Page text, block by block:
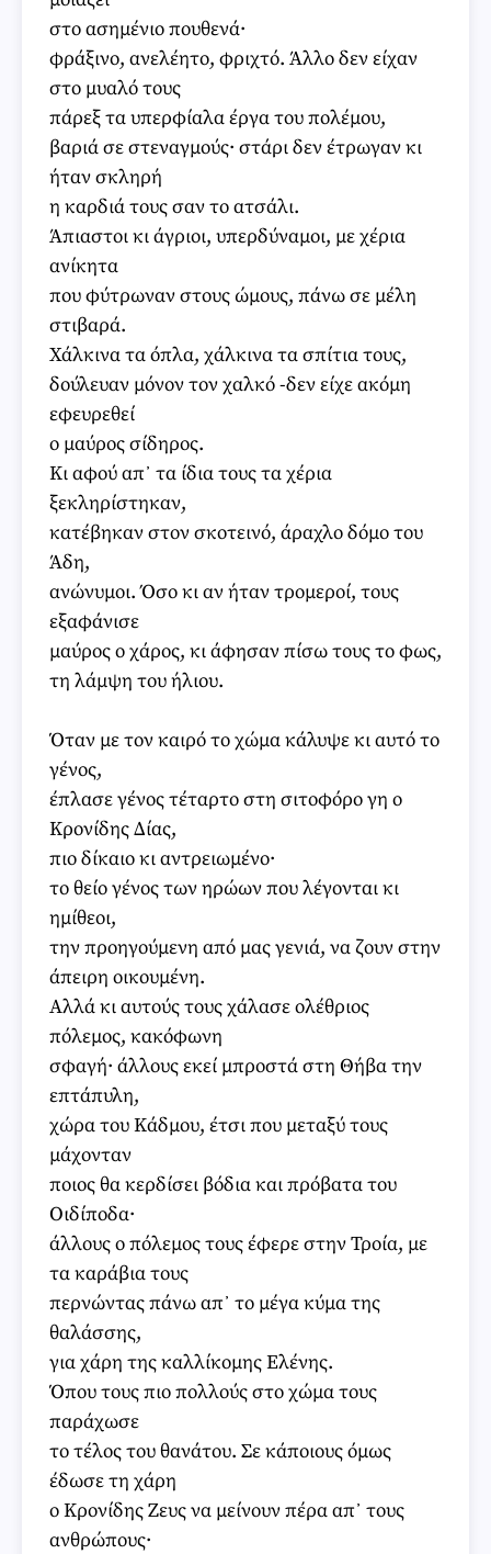
στο ασημένιο πουθενά·
φράξινο, ανελέητο, φριχτό. Άλλο δεν είχαν
στο μυαλό τους
πάρεξ τα υπερφίαλα έργα του πολέμου,
βαριά σε στεναγμούς· στάρι δεν έτρωγαν κι
ήταν σκληρή
η καρδιά τους σαν το ατσάλι.
Άπιαστοι κι άγριοι, υπερδύναμοι, με χέρια
ανίκητα
που φύτρωναν στους ώμους, πάνω σε μέλη
στιβαρά.
Χάλκινα τα όπλα, χάλκινα τα σπίτια τους,
δούλευαν μόνον τον χαλκό -δεν είχε ακόμη
εφευρεθεί
ο μαύρος σίδηρος.
Κι αφού απ᾽ τα ίδια τους τα χέρια
ξεκληρίστηκαν,
κατέβηκαν στον σκοτεινό, άραχλο δόμο του
Άδη,
ανώνυμοι. Όσο κι αν ήταν τρομεροί, τους
εξαφάνισε
μαύρος ο χάρος, κι άφησαν πίσω τους το φως,
τη λάμψη του ήλιου.
Όταν με τον καιρό το χώμα κάλυψε κι αυτό το
γένος,
έπλασε γένος τέταρτο στη σιτοφόρο γη ο
Κρονίδης Δίας,
πιο δίκαιο κι αντρειωμένο·
το θείο γένος των ηρώων που λέγονται κι
ημίθεοι,
την προηγούμενη από μας γενιά, να ζουν στην
άπειρη οικουμένη.
Αλλά κι αυτούς τους χάλασε ολέθριος
πόλεμος, κακόφωνη
σφαγή· άλλους εκεί μπροστά στη Θήβα την
επτάπυλη,
χώρα του Κάδμου, έτσι που μεταξύ τους
μάχονταν
ποιος θα κερδίσει βόδια και πρόβατα του
Οιδίποδα·
άλλους ο πόλεμος τους έφερε στην Τροία, με
τα καράβια τους
περνώντας πάνω απ᾽ το μέγα κύμα της
θαλάσσης,
για χάρη της καλλίκομης Ελένης.
Όπου τους πιο πολλούς στο χώμα τους
παράχωσε
το τέλος του θανάτου. Σε κάποιους όμως
έδωσε τη χάρη
ο Κρονίδης Ζευς να μείνουν πέρα απ᾽ τους
ανθρώπους·